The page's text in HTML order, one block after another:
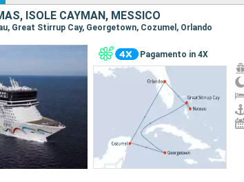
ISOLE CAYMAN, MESSICO
Great Stirrup Cay, Georgetown, Cozumel, Orlando
Pagamento in 4X